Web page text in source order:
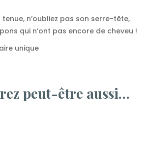
n’oubliez pas son serre-tête,
qui n’ont pas encore de cheveu !
unique
peut-être aussi…